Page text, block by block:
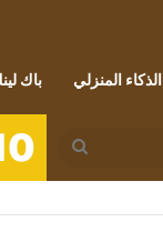
الذكاء المنزلي باك
بحث
عن